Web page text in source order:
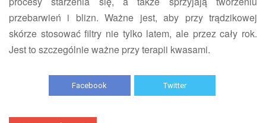
przebarwień i blizn. Ważne jest, aby przy trądzikowej
skórze stosować filtry nie tylko latem, ale przez cały rok.
Jest to szczególnie ważne przy terapii kwasami.
Facebook Twitter